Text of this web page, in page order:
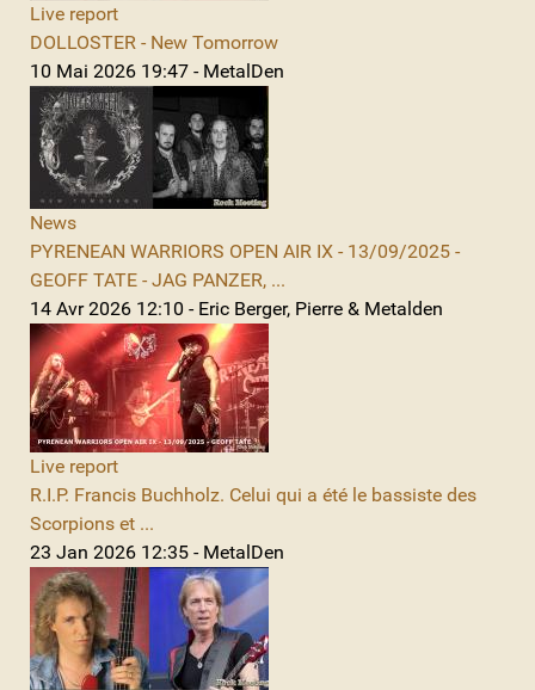
Live report
DOLLOSTER - New Tomorrow
10 Mai 2026 19:47 - MetalDen
News
PYRENEAN WARRIORS OPEN AIR IX - 13/09/2025 -
GEOFF TATE - JAG PANZER, ...
14 Avr 2026 12:10 - Eric Berger, Pierre & Metalden
Live report
R.I.P. Francis Buchholz. Celui qui a été le bassiste des
Scorpions et ...
23 Jan 2026 12:35 - MetalDen